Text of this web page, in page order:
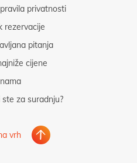
privatnosti
rezervacije
pitanja
cijene
za suradnju?
vrh